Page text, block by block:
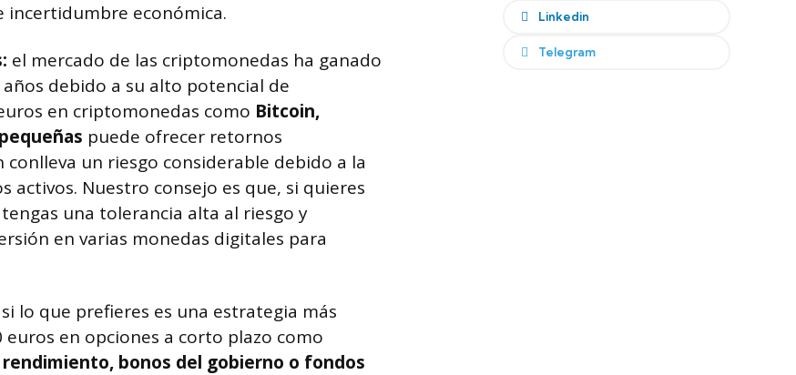
incertidumbre económica.
el mercado de las criptomonedas ha ganado
debido a su alto potencial de
en criptomonedas como Bitcoin,
puede ofrecer retornos
un riesgo considerable debido a la
activos. Nuestro consejo es que, si quieres
una tolerancia alta al riesgo y
en varias monedas digitales para
si lo que prefieres es una estrategia más
en opciones a corto plazo como
bonos del gobierno o fondos
Linkedin
Telegram